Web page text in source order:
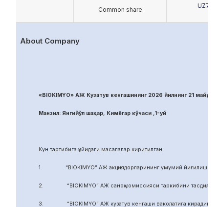
Common share
About Company
«BIOKIMYO» АЖ Кузатув кенгашининг 2026 йилнинг 21
Манзил: Янгийўл шаҳар, Кимёгар кўчаси ,1-уй
Кун тартибига қуйидаги масалалар киритилган:
1. “BIOKIMYO” АЖ акциядорларининг умумий йиғилиши
2. “BIOKIMYO” АЖ саноқ комиссияси таркибини тасдиқлаш.
3. “BIOKIMYO” АЖ кузатув кенгаши ваколатига кирадиган